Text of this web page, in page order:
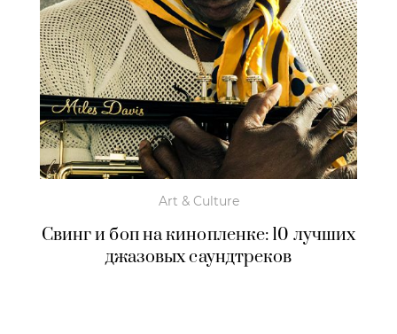
Art & Culture
Свинг и боп на кинопленке: 10 лучших
джазовых саундтреков